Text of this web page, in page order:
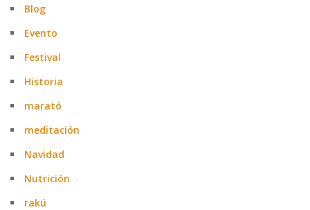
Blog
Evento
Festival
Historia
marató
meditación
Navidad
Nutrición
rakú